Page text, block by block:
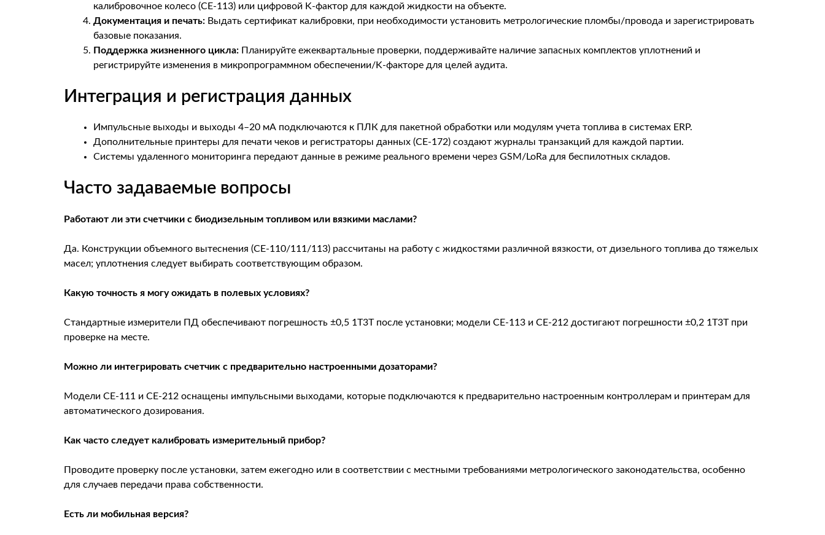
калибровочное колесо (CE-113) или цифровой K-фактор для каждой жидкости на объекте.
Документация и печать: Выдать сертификат калибровки, при необходимости установить метрологические пломбы/провода и зарегистрировать
базовые показания.
Поддержка жизненного цикла: Планируйте ежеквартальные проверки, поддерживайте наличие запасных комплектов уплотнений и
регистрируйте изменения в микропрограммном обеспечении/K-факторе для целей аудита.
Интеграция и регистрация данных
Импульсные выходы и выходы 4–20 мА подключаются к ПЛК для пакетной обработки или модулям учета топлива в системах ERP.
Дополнительные принтеры для печати чеков и регистраторы данных (CE-172) создают журналы транзакций для каждой партии.
Системы удаленного мониторинга передают данные в режиме реального времени через GSM/LoRa для беспилотных складов.
Часто задаваемые вопросы
Работают ли эти счетчики с биодизельным топливом или вязкими маслами?
Да. Конструкции объемного вытеснения (CE-110/111/113) рассчитаны на работу с жидкостями различной вязкости, от дизельного топлива до тяжелых
масел; уплотнения следует выбирать соответствующим образом.
Какую точность я могу ожидать в полевых условиях?
Стандартные измерители ПД обеспечивают погрешность ±0,5 1Т3Т после установки; модели CE-113 и CE-212 достигают погрешности ±0,2 1Т3Т при
проверке на месте.
Можно ли интегрировать счетчик с предварительно настроенными дозаторами?
Модели CE-111 и CE-212 оснащены импульсными выходами, которые подключаются к предварительно настроенным контроллерам и принтерам для
автоматического дозирования.
Как часто следует калибровать измерительный прибор?
Проводите проверку после установки, затем ежегодно или в соответствии с местными требованиями метрологического законодательства, особенно
для случаев передачи права собственности.
Есть ли мобильная версия?